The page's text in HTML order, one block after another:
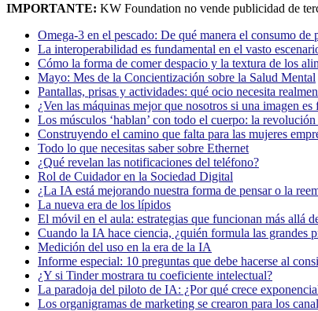
IMPORTANTE: KW Foundation no vende publicidad de
Omega-3 en el pescado: De qué manera el consumo de
La interoperabilidad es fundamental en el vasto
Cómo la forma de comer despacio y la textura de los
Mayo: Mes de la Concientización sobre la Salud Mental
Pantallas, prisas y actividades: qué ocio necesita
¿Ven las máquinas mejor que nosotros si una imagen es
Los músculos ‘hablan’ con todo el cuerpo: la
Construyendo el camino que falta para las mujeres
Todo lo que necesitas saber sobre Ethernet
¿Qué revelan las notificaciones del teléfono?
Rol de Cuidador en la Sociedad Digital
¿La IA está mejorando nuestra forma de pensar o la
La nueva era de los lípidos
El móvil en el aula: estrategias que funcionan más allá
Cuando la IA hace ciencia, ¿quién formula las grandes
Medición del uso en la era de la IA
Informe especial: 10 preguntas que debe hacerse al
¿Y si Tinder mostrara tu coeficiente intelectual?
La paradoja del piloto de IA: ¿Por qué crece
Los organigramas de marketing se crearon para los